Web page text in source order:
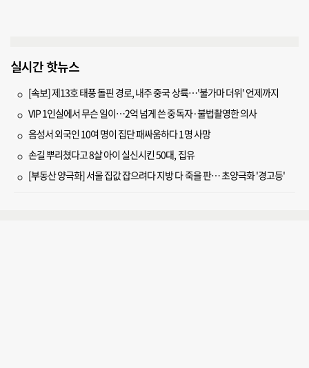
실시간 핫뉴스
[속보] 제13호 태풍 돌핀 경로, 내주 중국 상륙…'불가마 더위' 언제까지
VIP 1인실에서 무슨 일이…2억 넘게 쓴 중독자·불법촬영한 의사
음성서 외국인 10여 명이 집단 패싸움하다 1명 사망
손길 뿌리쳤다고 8살 아이 실신시킨 50대, 집유
[부동산 양극화] 서울 집값 잡으려다 지방 다 죽을 판… 초양극화 '경고등'